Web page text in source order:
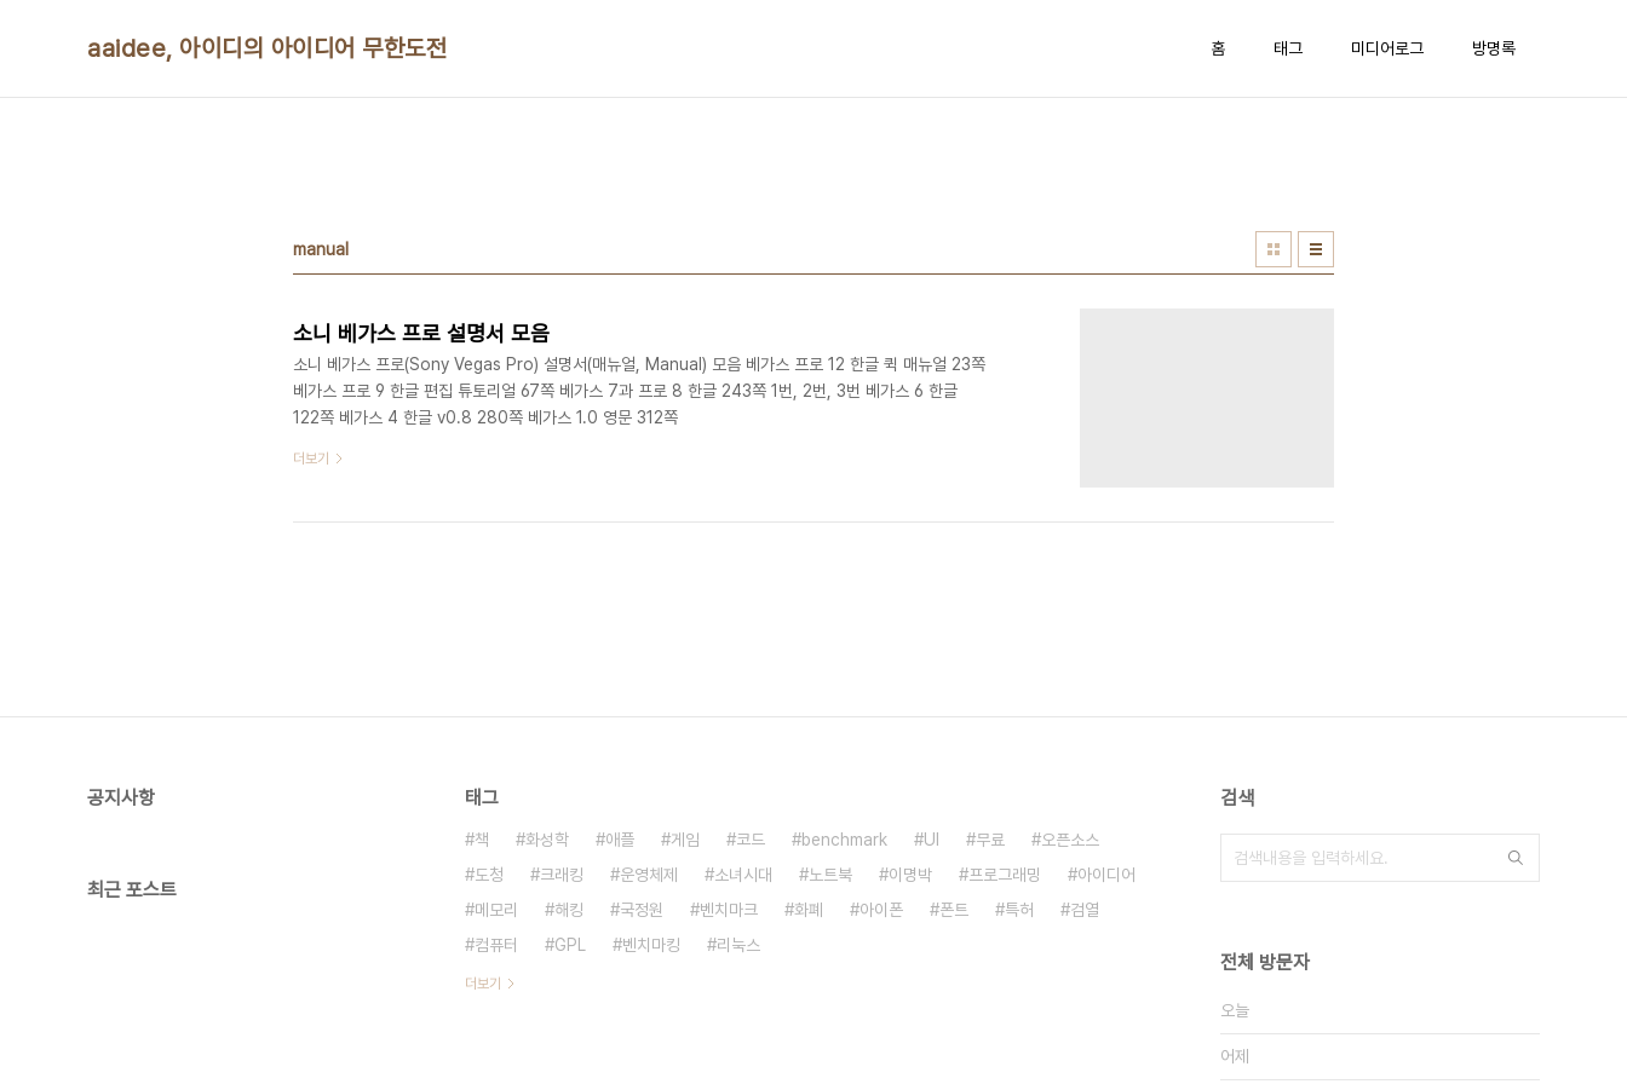
aaidee, 아이디의 아이디어 무한도전 홈 태그 미디어로그 방명록
manual
소니 베가스 프로 설명서 모음
소니 베가스 프로(Sony Vegas Pro) 설명서(매뉴얼, Manual) 모음 베가스 프로 12 한글 퀵 매뉴얼 23쪽
베가스 프로 9 한글 편집 튜토리얼 67쪽 베가스 7과 프로 8 한글 243쪽 1번, 2번, 3번 베가스 6 한글
122쪽 베가스 4 한글 v0.8 280쪽 베가스 1.0 영문 312쪽
더보기
공지사항
최근 포스트
태그
책 화성학 애플 게임 코드 benchmark UI 무료
오픈소스
도청
크래킹 운영체제 소녀시대 노트북 이명박 프로그래밍
아이디어
메모리
해킹 국정원 벤치마크 화폐 아이폰 폰트 특허
검열
컴퓨터
GPL 벤치마킹 리눅스
더보기
검색
전체 방문자
오늘
어제